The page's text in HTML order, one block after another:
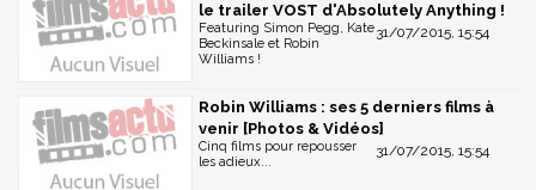
le trailer VOST d'Absolutely Anything !
31/07/2015, 15:54
Featuring Simon Pegg, Kate
Beckinsale et Robin
Williams !
Robin Williams : ses 5 derniers films à
venir [Photos & Vidéos]
31/07/2015, 15:54
Cinq films pour repousser
les adieux...